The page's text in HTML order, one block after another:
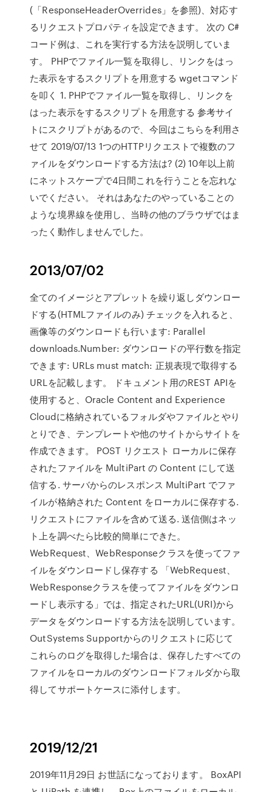
(「ResponseHeaderOverrides」を参照)、対応す
るリクエストプロパティを設定できます。 次の C#
コード例は、これを実行する方法を説明していま
す。 PHPでファイル一覧を取得し、リンクをはっ
た表示をするスクリプトを用意する wgetコマンド
を叩く 1. PHPでファイル一覧を取得し、リンクを
はった表示をするスクリプトを用意する 参考サイ
トにスクリプトがあるので、今回はこちらを利用さ
せて 2019/07/13 1つのHTTPリクエストで複数のフ
ァイルをダウンロードする方法は? (2) 10年以上前
にネットスケープで4日間これを行うことを忘れな
いでください。 それはあなたのやっていることの
ような境界線を使用し、当時の他のブラウザではま
ったく動作しませんでした。
2013/07/02
全てのイメージとアプレットを繰り返しダウンロー
ドする(HTMLファイルのみ) チェックを入れると、
画像等のダウンロードも行います: Parallel
downloads.Number: ダウンロードの平行数を指定
できます: URLs must match: 正規表現で取得する
URLを記載します。 ドキュメント用のREST APIを
使用すると、Oracle Content and Experience
Cloudに格納されているフォルダやファイルとやり
とりでき、テンプレートや他のサイトからサイトを
作成できます。 POST リクエスト ローカルに保存
されたファイルを MultiPart の Content にして送
信する. サーバからのレスポンス MultiPart でファ
イルが格納された Content をローカルに保存する.
リクエストにファイルを含めて送る. 送信側はネッ
ト上を調べたら比較的簡単にできた。
WebRequest、WebResponseクラスを使ってファ
イルをダウンロードし保存する 「WebRequest、
WebResponseクラスを使ってファイルをダウンロ
ードし表示する」では、指定されたURL(URI)から
データをダウンロードする方法を説明しています。
OutSystems Supportからのリクエストに応じて
これらのログを取得した場合は、保存したすべての
ファイルをローカルのダウンロードフォルダから取
得してサポートケースに添付します。
2019/12/21
2019年11月29日 お世話になっております。 BoxAPI